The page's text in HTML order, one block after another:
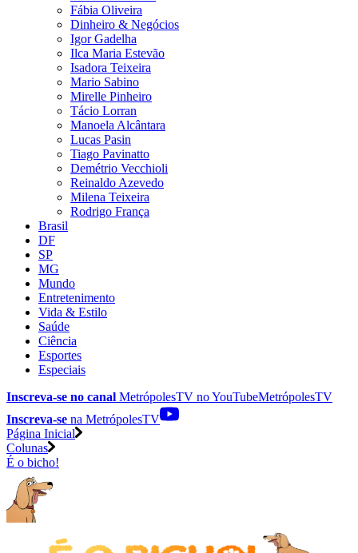
Fábia Oliveira
Dinheiro & Negócios
Igor Gadelha
Ilca Maria Estevão
Isadora Teixeira
Mario Sabino
Mirelle Pinheiro
Tácio Lorran
Manoela Alcântara
Lucas Pasin
Tiago Pavinatto
Demétrio Vecchioli
Reinaldo Azevedo
Milena Teixeira
Rodrigo França
Brasil
DF
SP
MG
Mundo
Entretenimento
Vida & Estilo
Saúde
Ciência
Esportes
Especiais
Inscreva-se no canal MetrópolesTV noYouTubeMetrópolesTV
Inscreva-se na MetrópolesTV
Página Inicial
Colunas
É o bicho!